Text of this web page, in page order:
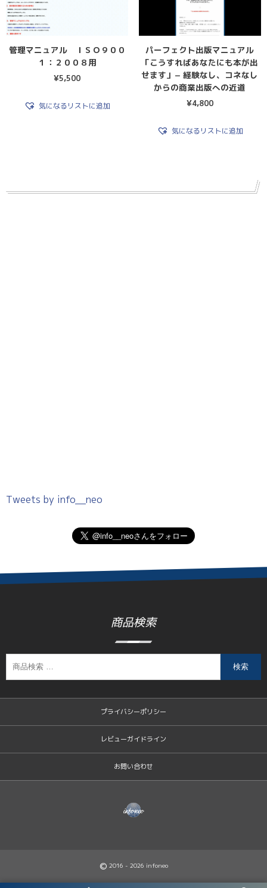
管理マニュアル ＩＳＯ９００
１：２００８用
¥5,500
気になるリストに追加
パーフェクト出版マニュアル
「こうすればあなたにも本が出
せます」− 経験なし、コネなし
からの商業出版への近道
¥4,800
気になるリストに追加
Tweets by info__neo
商品検索
検索
プライバシーポリシー
レビューガイドライン
お問い合わせ
© 2016 - 2026 infoneo